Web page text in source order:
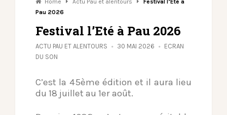
Home Actu Pau et alentours
Festival l’Eté à
Pau 2026
Festival l’Eté à Pau 2026
ACTU PAU ET ALENTOURS 30 MAI 2026
ECRAN
DU SON
C’est la 45ème édition et il aura lieu
du 18 juillet au 1er août.